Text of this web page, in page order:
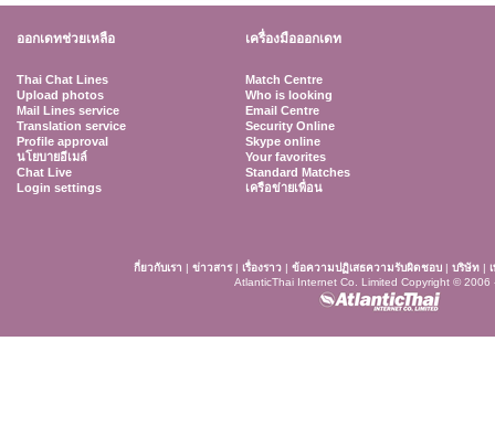
ออกเดทช่วยเหลือ เครื่องมือออกเดท
Thai Chat Lines
Upload photos
Mail Lines service
Translation service
Profile approval
นโยบายอีเมล์
Chat Live
Login settings
Match Centre
Who is looking
Email Centre
Security Online
Skype online
Your favorites
Standard Matches
เครือข่ายเพื่อน
กี่ยวกับเรา | ข่าวสาร| เรื่องราว| ข้อความปฏิเสธความรับผิดชอบ| บริษัท|
AtlanticThai Internet Co. Limited Copyright © 2006